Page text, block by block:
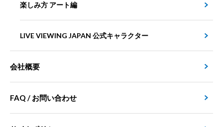
楽しみ方 アート編
LIVE VIEWING JAPAN 公式キャラクター
会社概要
FAQ / お問い合わせ